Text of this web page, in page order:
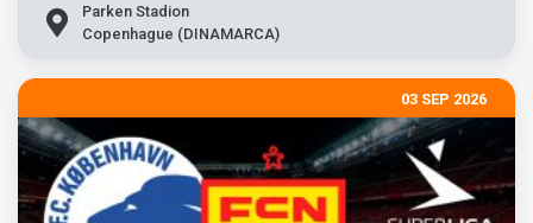
Parken Stadion
Copenhague (DINAMARCA)
03 SEP 2026